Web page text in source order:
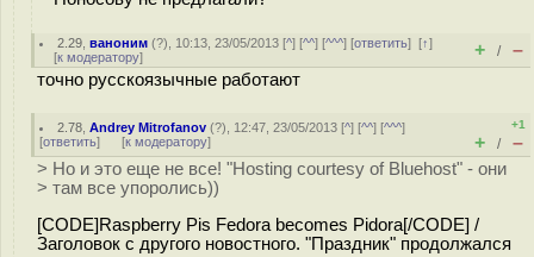
2.29 ,ваноним (?), 10:13, 23/05/2013 [^] [^^] [^^^] [ответить][↑]
[к модератору] + / –
точно русскоязычные работают
2.78 ,Andrey Mitrofanov (?), 12:47, 23/05/2013 [^] [^^] [^^^]
[ответить] [к модератору]
+1
+ / –
> Но и это еще не все! "Hosting courtesy of Bluehost" - они
> там все упоролись))
[CODE]Raspberry Pis Fedora becomes Pidora[/CODE] /
Заголовок с другого новостного. "Праздник" продолжался